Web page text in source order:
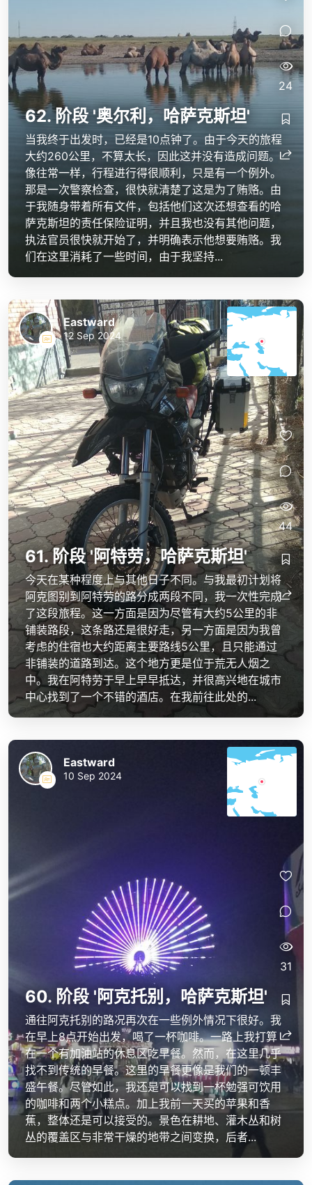
62. 阶段 '奥尔利，哈萨克斯坦'
当我终于出发时，已经是10点钟了。由于今天的旅程
大约260公里，不算太长，因此这并没有造成问题。
像往常一样，行程进行得很顺利，只是有一个例外。
那是一次警察检查，很快就清楚了这是为了贿赂。由
于我随身带着所有文件，包括他们这次还想查看的哈
萨克斯坦的责任保险证明，并且我也没有其他问题，
执法官员很快就开始了，并明确表示他想要贿赂。我
们在这里消耗了一些时间，由于我坚持...
24
61. 阶段 '阿特劳，哈萨克斯坦'
今天在某种程度上与其他日子不同。与我最初计划将
阿克图别到阿特劳的路分成两段不同，我一次性完成
了这段旅程。这一方面是因为尽管有大约5公里的非
铺装路段，这条路还是很好走，另一方面是因为我曾
考虑的住宿也大约距离主要路线5公里，且只能通过
非铺装的道路到达。这个地方更是位于荒无人烟之
中。我在阿特劳于早上早早抵达，并很高兴地在城市
中心找到了一个不错的酒店。在我前往此处的...
Eastward
12 Sep 2024
44
60. 阶段 '阿克托别，哈萨克斯坦'
通往阿克托别的路况再次在一些例外情况下很好。我
在早上8点开始出发，喝了一杯咖啡。一路上我打算
在一个有加油站的休息区吃早餐。然而，在这里几乎
找不到传统的早餐。这里的早餐更像是我们的一顿丰
盛午餐。尽管如此，我还是可以找到一杯勉强可饮用
的咖啡和两个小糕点。加上我前一天买的苹果和香
蕉，整体还是可以接受的。景色在耕地、灌木丛和树
丛的覆盖区与非常干燥的地带之间变换，后者...
Eastward
10 Sep 2024
31